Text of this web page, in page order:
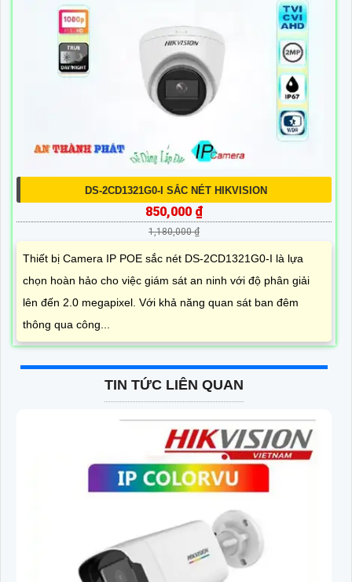
DS-2CD1321G0-I SẮC NÉT HIKVISION
850,000 ₫
1,180,000 ₫
Thiết bị Camera IP POE sắc nét DS-2CD1321G0-I là lựa
chọn hoàn hảo cho việc giám sát an ninh với độ phân giải
lên đến 2.0 megapixel. Với khả năng quan sát ban đêm
thông qua công...
TIN TỨC LIÊN QUAN